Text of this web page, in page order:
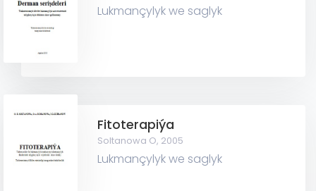
Lukmançylyk we saglyk
Fitoterapiýa
Soltanowa O, 2005
Lukmançylyk we saglyk